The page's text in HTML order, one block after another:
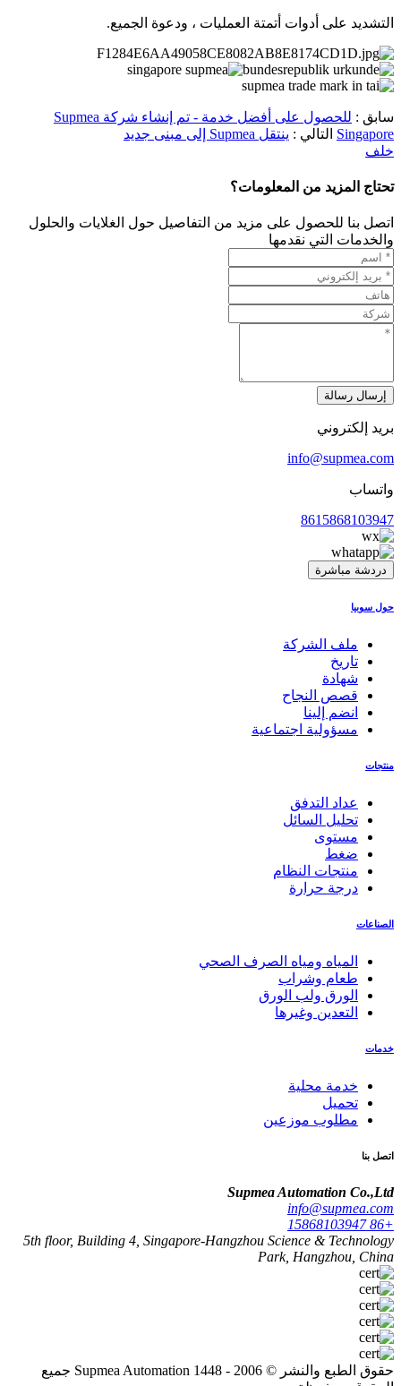
التشديد على أدوات أتمتة العمليات ، ودعوة الجميع.
سابق :
للحصول على أفضل خدمة - تم إنشاء شركة Supmea
Singapore التالي : ينتقل Supmea إلى مبنى جديد
خلف
تحتاج المزيد من المعلومات؟
اتصل بنا للحصول على مزيد من التفاصيل حول الغلايات والحلول
والخدمات التي نقدمها
إرسال رسالة
بريد إلكتروني
info@supmea.com
واتساب
8615868103947
دردشة مباشرة
حول سوبيا
ملف الشركة
تاريخ
شهادة
قصص النجاح
انضم إلينا
مسؤولية اجتماعية
منتجات
عداد التدفق
تحليل السائل
مستوى
ضغط
منتجات النظام
درجة حرارة
الصناعات
المياه ومياه الصرف الصحي
طعام وشراب
الورق ولب الورق
التعدين وغيرها
خدمات
خدمة محلية
تحميل
مطلوب موزعين
اتصل بنا
Supmea Automation Co.,Ltd
info@supmea.com
+86 15868103947
5th floor, Building 4, Singapore-Hangzhou Science & Technology
Park, Hangzhou, China
حقوق الطبع والنشر © 2006 - 1448 Supmea Automation جميع